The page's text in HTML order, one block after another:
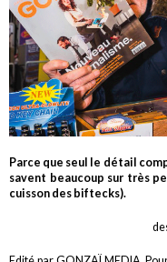
Parce que seul le détail
savent beaucoup sur très
cuisson des biftecks).